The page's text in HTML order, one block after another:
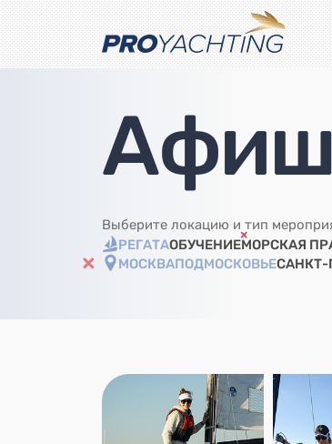
Выберите локацию и тип
РЕГАТАОБУЧЕНИЕМОРСКАЯ
МОСКВАПОДМОСКОВЬЕСАНКТ-